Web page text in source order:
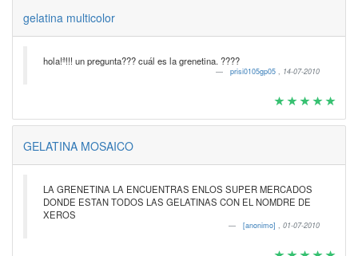
gelatina multicolor
hola!ª!!! un pregunta??? cuál es la grenetina. ????
prisi0105gp05 , 14-07-2010
GELATINA MOSAICO
LA GRENETINA LA ENCUENTRAS ENLOS SUPER MERCADOS
DONDE ESTAN TODOS LAS GELATINAS CON EL NOMDRE DE
XEROS
[anonimo] , 01-07-2010